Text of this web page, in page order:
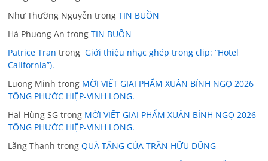
Như Thường Nguyễn trongTIN BUỒN
Hà Phuong An trongTIN BUỒN
Patrice Tran trong Giới thiệu nhạc ghép trong clip: “Hotel
California”).
Luong Minh trong MỜI VIẾT GIAI PHẨM XUÂN BÍNH NGỌ 2026
TỐNG PHƯỚC HIỆP-VINH LONG.
Hai Hùng SG trong MỜI VIẾT GIAI PHẨM XUÂN BÍNH NGỌ 2026
TỐNG PHƯỚC HIỆP-VINH LONG.
Lãng Thanh trongQUÀ TẶNG CỦA TRẦN HỮU DŨNG